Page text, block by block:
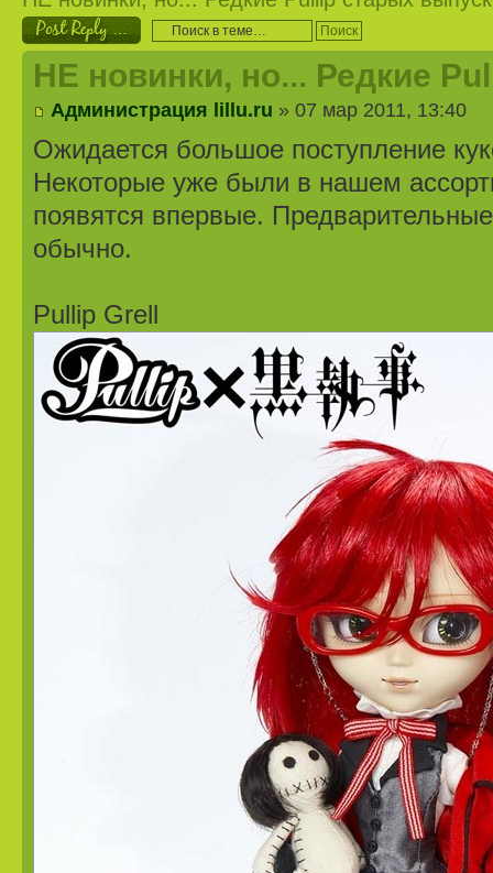
Ответить
НЕ новинки, но... Редкие
Администрация lillu.ru » 07 мар 2011, 13:40
Ожидается большое поступление
Некоторые уже были в нашем
появятся впервые.
обычно.
Pullip Grell